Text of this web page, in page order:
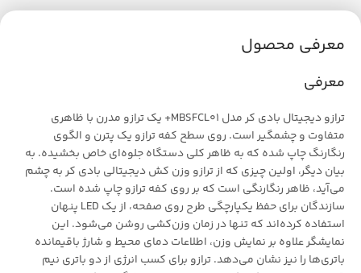
معرفی محصول
معرفی
ترازو دیجیتال بادی کر مدل MBSFCL01+ یک ترازو مدرن با ظاهری
متفاوت و چشمگیر است. روی سطح کفه ترازو یک پترن و الگوی
رنگارنگ چاپ شده که به ظاهر کلی دستگاه جلوه‌ای خاص بخشیده‌. به
بیان دیگر، اولین چیزی که از ترازو وزن کش دیجیتالی بادی کر به چشم
می‌آید، ظاهر رنگارنگی است که بر روی کفه ترازو چاپ شده است.
سازندگان برای حفظ یکپارچگی طرح روی صفحه، از یک LED پنهان
استفاده کرده‌اند که تنها در زمان وزن‌کشی روشن می‌شود. این
نمایشگر علاوه بر نمایش وزن، اطلاعات دمای محیط و شارژ باقیمانده
باتری‌ها را نیز نشان می‌دهد. ترازو برای کسب انرژی از دو باتری نیم